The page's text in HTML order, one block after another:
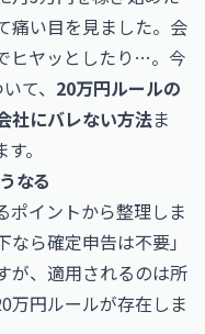
痛い目を見ました。会
ヒヤッとしたり…。今
て、 20万円ルールの
社にバレない方法ま
。
なる
ポイントから整理しま
ら確定申告は不要」
が、適用されるのは所
万円ルールが存在しま